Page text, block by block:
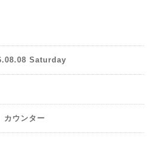
Saturday
カウンター